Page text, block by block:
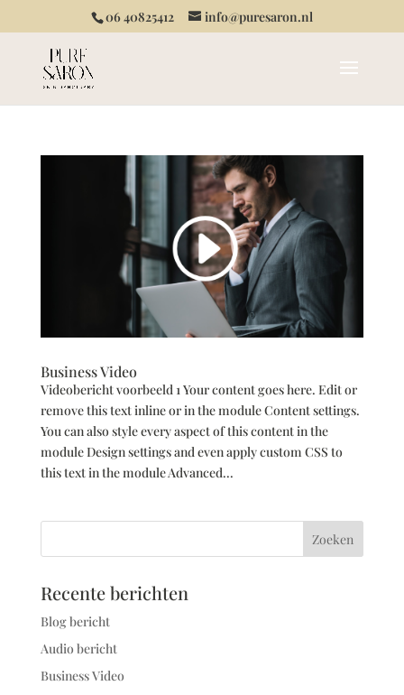
06 40825412 info@puresaron.nl
Business Video
Videobericht voorbeeld 1 Your content goes here. Edit or
remove this text inline or in the module Content settings.
You can also style every aspect of this content in the
module Design settings and even apply custom CSS to
this text in the module Advanced...
Recente berichten
Blog bericht
Audio bericht
Business Video